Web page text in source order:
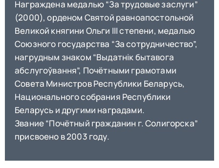
Награждена медалью “За трудовые заслуги”
(2000), орденом Святой равноапостольной
Великой княгини Ольги III степени, медалью
Союзного государства “За сотрудничество”,
нагрудным знаком “Выдатнік бытавога
абслугоўвання”, Почётными грамотами
Совета Министров Республики Беларусь,
Национального собрания Республики
Беларусь и другими наградами.
Звание “Почётный гражданин г. Солигорска”
присвоено в 2003 году.